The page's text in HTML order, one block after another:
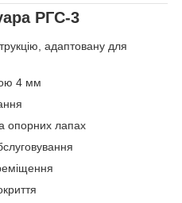
РГС-3
адаптовану для
4 мм
опорних лапах